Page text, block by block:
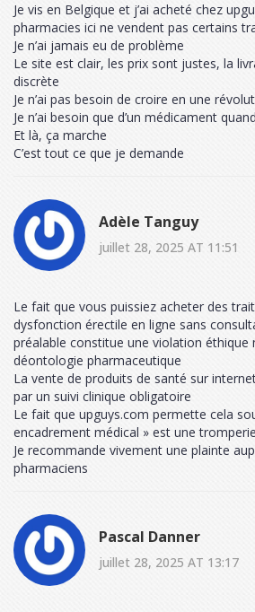
Je vis en Belgique et j’ai acheté chez
pharmacies ici ne vendent pas certains
Je n’ai jamais eu de problème
Le site est clair, les prix sont justes, la
discrète
Je n’ai pas besoin de croire en une
Je n’ai besoin que d’un médicament
Et là, ça marche
C’est tout ce que je demande
Adèle Tanguy
juillet 28, 2025 AT 11:51
Le fait que vous puissiez acheter des
dysfonction érectile en ligne sans
préalable constitue une violation éthique
déontologie pharmaceutique
La vente de produits de santé sur
par un suivi clinique obligatoire
Le fait que upguys.com permette cela
encadrement médical » est une
Je recommande vivement une plainte
pharmaciens
Pascal Danner
juillet 28, 2025 AT 13:17